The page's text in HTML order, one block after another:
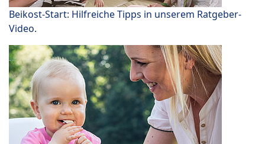
Beikost-Start: Hilfreiche Tipps in unserem Ratgeber-
Video.